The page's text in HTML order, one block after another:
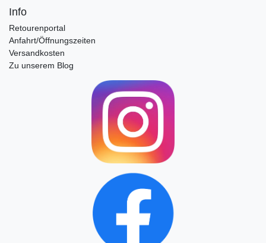
Info
Retourenportal
Anfahrt/Öffnungszeiten
Versandkosten
Zu unserem Blog